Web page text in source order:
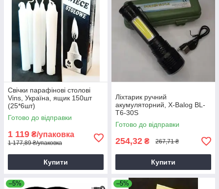
Свічки парафінові столові
Vins, Україна, ящик 150шт
(25*6шт)
Готово до відправки
1 119 ₴/упаковка
1 177,89 ₴/упаковка
Купити
Ліхтарик ручний
акумуляторний, X-Balog BL-
T6-30S
Готово до відправки
254,32 ₴ 267,71 ₴
Купити
–5% –5%